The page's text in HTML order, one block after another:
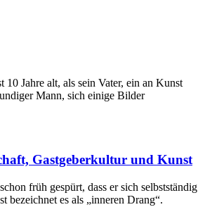
10 Jahre alt, als sein Vater, ein an Kunst
Mann, sich einige Bilder
Gastgeberkultur und Kunst
früh gespürt, dass er sich selbstständig
bezeichnet es als „inneren Drang“.